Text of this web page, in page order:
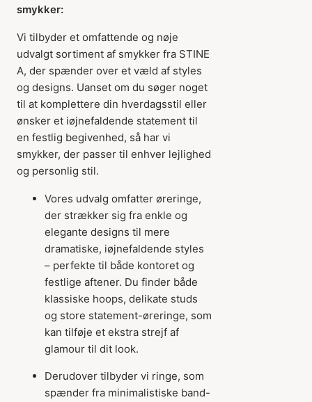
smykker:
Vi tilbyder et omfattende og nøje
udvalgt sortiment af smykker fra STINE
A, der spænder over et væld af styles
og designs. Uanset om du søger noget
til at komplettere din hverdagsstil eller
ønsker et iøjnefaldende statement til
en festlig begivenhed, så har vi
smykker, der passer til enhver lejlighed
og personlig stil.
Vores udvalg omfatter øreringe,
der strækker sig fra enkle og
elegante designs til mere
dramatiske, iøjnefaldende styles
– perfekte til både kontoret og
festlige aftener. Du finder både
klassiske hoops, delikate studs
og store statement-øreringe, som
kan tilføje et ekstra strejf af
glamour til dit look.
Derudover tilbyder vi ringe, som
spænder fra minimalistiske band-